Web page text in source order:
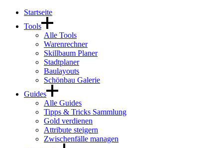
Startseite
Tools
Alle Tools
Warenrechner
Skillbaum Planer
Stadtplaner
Baulayouts
Schönbau Galerie
Guides
Alle Guides
Tipps & Tricks Sammlung
Gold verdienen
Attribute steigern
Zwischenfälle managen